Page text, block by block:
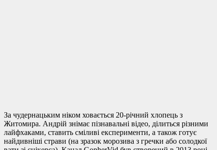
За чудернацьким ніком ховається 20-річний хлопець з
Житомира. Андрій знімає пізнавальні відео, ділиться різними
лайфхаками, ставить сміливі експерименти, а також готує
найдивніші страви (на зразок морозива з гречки або солодкої